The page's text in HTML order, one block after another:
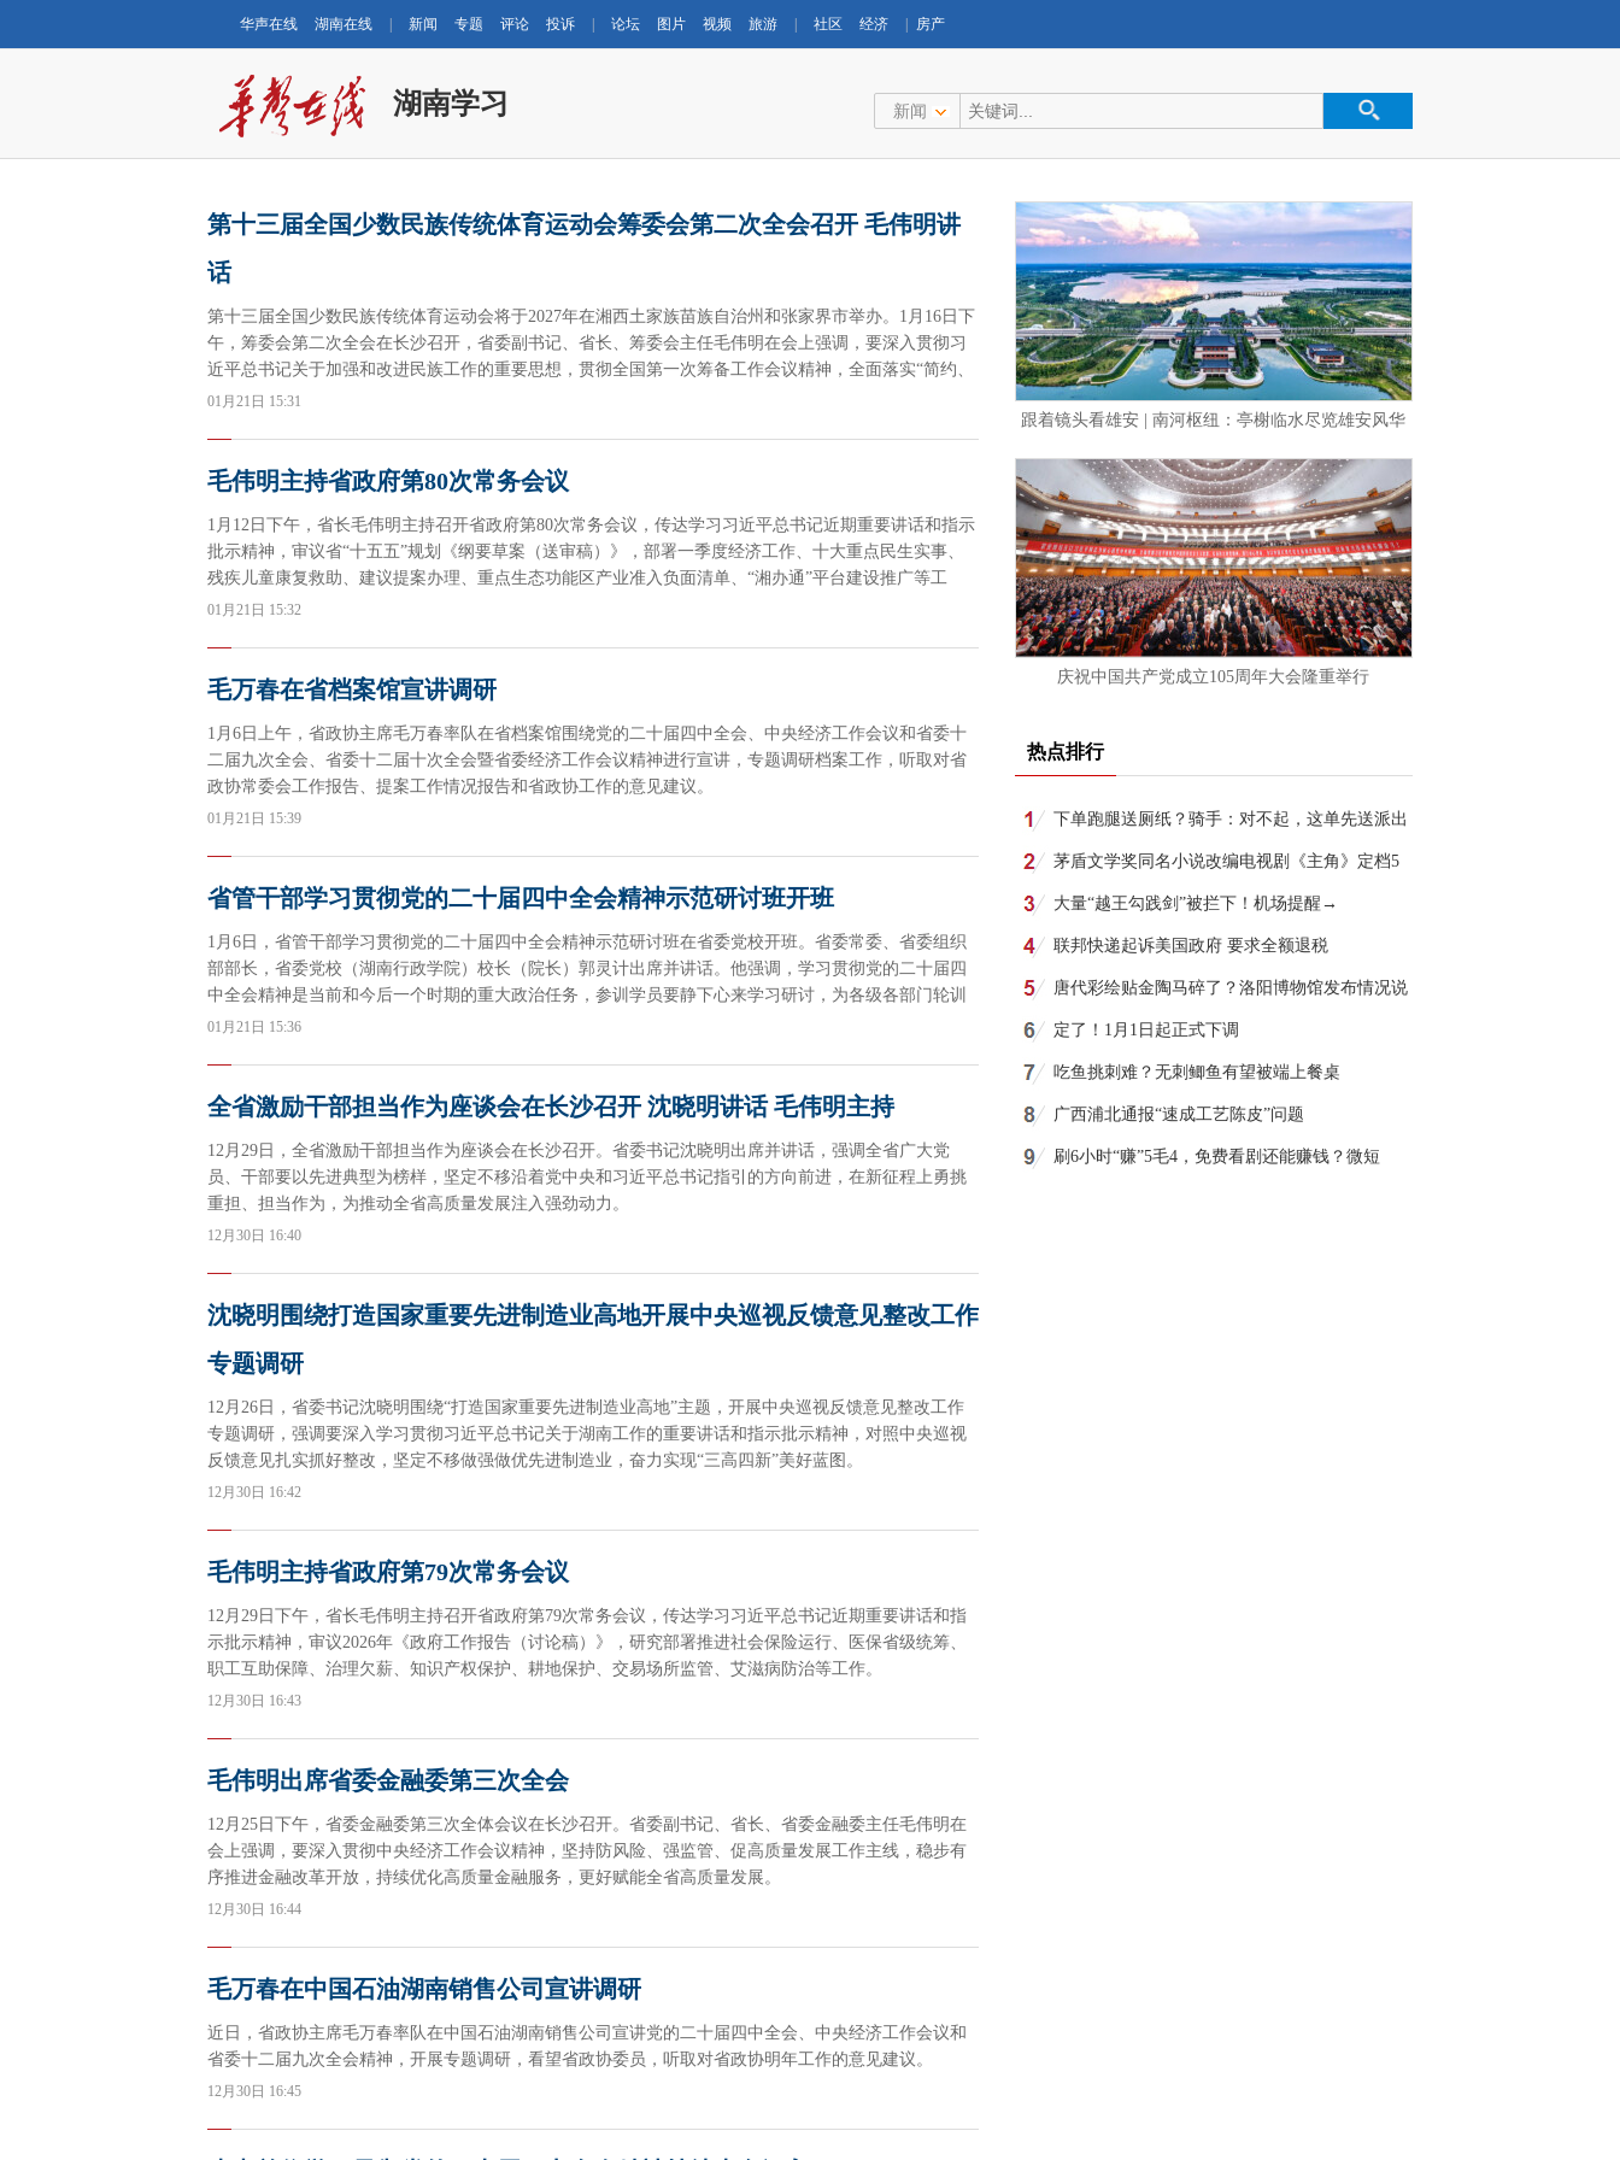
华声在线 湖南在线 新闻 专题 评论 投诉 论坛 图片 视频 旅游 社区 经济 房产
湖南学习 新闻
第十三届全国少数民族传统体育运动会筹委会第二次全会召开 毛伟明讲
话
第十三届全国少数民族传统体育运动会将于2027年在湘西土家族苗族自治州和张家界市举办。1月16日下
午，筹委会第二次全会在长沙召开，省委副书记、省长、筹委会主任毛伟明在会上强调，要深入贯彻习
近平总书记关于加强和改进民族工作的重要思想，贯彻全国第一次筹备工作会议精神，全面落实“简约、
安全、精彩”要求，高站位组织、高标准筹备、高质量推进，确保办出安全有序、精彩纷呈、促进团结的
01月21日 15:31
毛伟明主持省政府第80次常务会议
1月12日下午，省长毛伟明主持召开省政府第80次常务会议，传达学习习近平总书记近期重要讲话和指示
批示精神，审议省“十五五”规划《纲要草案（送审稿）》，部署一季度经济工作、十大重点民生实事、
残疾儿童康复救助、建议提案办理、重点生态功能区产业准入负面清单、“湘办通”平台建设推广等工
作。
01月21日 15:32
毛万春在省档案馆宣讲调研
1月6日上午，省政协主席毛万春率队在省档案馆围绕党的二十届四中全会、中央经济工作会议和省委十
二届九次全会、省委十二届十次全会暨省委经济工作会议精神进行宣讲，专题调研档案工作，听取对省
政协常委会工作报告、提案工作情况报告和省政协工作的意见建议。
01月21日 15:39
省管干部学习贯彻党的二十届四中全会精神示范研讨班开班
1月6日，省管干部学习贯彻党的二十届四中全会精神示范研讨班在省委党校开班。省委常委、省委组织
部部长，省委党校（湖南行政学院）校长（院长）郭灵计出席并讲话。他强调，学习贯彻党的二十届四
中全会精神是当前和今后一个时期的重大政治任务，参训学员要静下心来学习研讨，为各级各部门轮训
做好示范。
01月21日 15:36
全省激励干部担当作为座谈会在长沙召开 沈晓明讲话 毛伟明主持
12月29日，全省激励干部担当作为座谈会在长沙召开。省委书记沈晓明出席并讲话，强调全省广大党
员、干部要以先进典型为榜样，坚定不移沿着党中央和习近平总书记指引的方向前进，在新征程上勇挑
重担、担当作为，为推动全省高质量发展注入强劲动力。
12月30日 16:40
沈晓明围绕打造国家重要先进制造业高地开展中央巡视反馈意见整改工作
专题调研
12月26日，省委书记沈晓明围绕“打造国家重要先进制造业高地”主题，开展中央巡视反馈意见整改工作
专题调研，强调要深入学习贯彻习近平总书记关于湖南工作的重要讲话和指示批示精神，对照中央巡视
反馈意见扎实抓好整改，坚定不移做强做优先进制造业，奋力实现“三高四新”美好蓝图。
12月30日 16:42
毛伟明主持省政府第79次常务会议
12月29日下午，省长毛伟明主持召开省政府第79次常务会议，传达学习习近平总书记近期重要讲话和指
示批示精神，审议2026年《政府工作报告（讨论稿）》，研究部署推进社会保险运行、医保省级统筹、
职工互助保障、治理欠薪、知识产权保护、耕地保护、交易场所监管、艾滋病防治等工作。
12月30日 16:43
毛伟明出席省委金融委第三次全会
12月25日下午，省委金融委第三次全体会议在长沙召开。省委副书记、省长、省委金融委主任毛伟明在
会上强调，要深入贯彻中央经济工作会议精神，坚持防风险、强监管、促高质量发展工作主线，稳步有
序推进金融改革开放，持续优化高质量金融服务，更好赋能全省高质量发展。
12月30日 16:44
毛万春在中国石油湖南销售公司宣讲调研
近日，省政协主席毛万春率队在中国石油湖南销售公司宣讲党的二十届四中全会、中央经济工作会议和
省委十二届九次全会精神，开展专题调研，看望省政协委员，听取对省政协明年工作的意见建议。
12月30日 16:45
跟着镜头看雄安 | 南河枢纽：亭榭临水尽览雄安风华
庆祝中国共产党成立105周年大会隆重举行
热点排行
下单跑腿送厕纸？骑手：对不起，这单先送派出
所
茅盾文学奖同名小说改编电视剧《主角》定档5
月10日
大量“越王勾践剑”被拦下！机场提醒→
联邦快递起诉美国政府 要求全额退税
唐代彩绘贴金陶马碎了？洛阳博物馆发布情况说
明
定了！1月1日起正式下调
吃鱼挑刺难？无刺鲫鱼有望被端上餐桌
广西浦北通报“速成工艺陈皮”问题
刷6小时“赚”5毛4，免费看剧还能赚钱？微短